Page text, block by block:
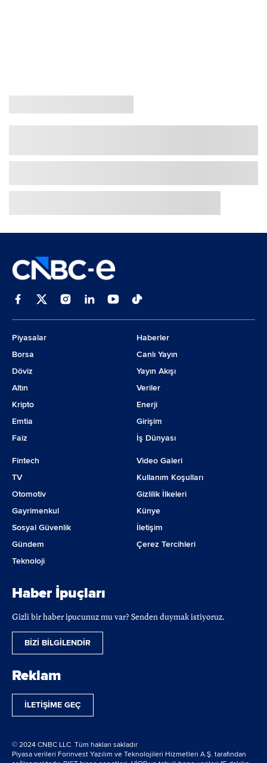
Piyasalar
Borsa
Döviz
Altın
Kripto
Emtia
Faiz
Haberler
Canlı Yayın
Yayın Akışı
Veriler
Enerji
Girişim
İş Dünyası
Fintech
TV
Otomotiv
Gayrimenkul
Sosyal Güvenlik
Gündem
Teknoloji
Video Galeri
Kullanım Koşulları
Gizlilik İlkeleri
Künye
İletişim
Çerez Tercihleri
Haber İpuçları
Gizli bir haber ipucunuz mu var? Senden duymak istiyoruz.
BİZİ BİLGİLENDİR
Reklam
İLETİŞİME GEÇ
© 2024 CNBC LLC. Tüm hakları sakladır
Piyasa verileri Forinvest Yazılım ve Teknolojileri Hizmetleri A.Ş. tarafından